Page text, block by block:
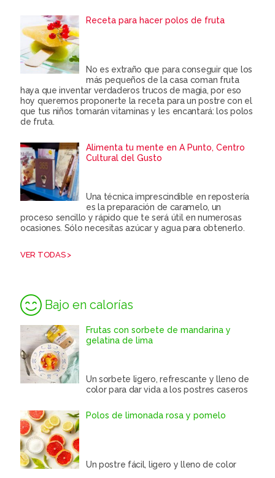
Receta para hacer polos de fruta
No es extraño que para conseguir que los
más pequeños de la casa coman fruta
haya que inventar verdaderos trucos de magia, por eso
hoy queremos proponerte la receta para un postre con el
que tus niños tomarán vitaminas y les encantará: los polos
de fruta.
Alimenta tu mente en A Punto, Centro
Cultural del Gusto
Una técnica imprescindible en repostería
es la preparación de caramelo, un
proceso sencillo y rápido que te será útil en numerosas
ocasiones. Sólo necesitas azúcar y agua para obtenerlo.
VER TODAS >
Bajo en calorías
Frutas con sorbete de mandarina y
gelatina de lima
Un sorbete ligero, refrescante y lleno de
color para dar vida a los postres caseros
Polos de limonada rosa y pomelo
Un postre fácil, ligero y lleno de color